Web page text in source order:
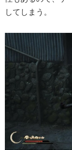
してしまう。